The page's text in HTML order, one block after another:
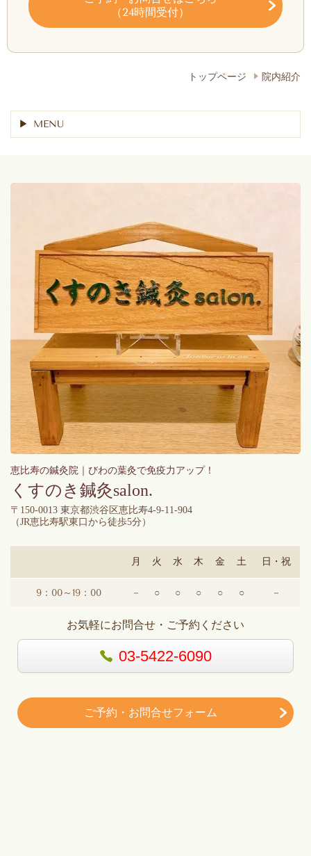
（24時間受付）
トップページ 院内紹介
MENU
恵比寿の鍼灸院｜びわの葉灸で免疫力アップ！
くすのき鍼灸salon.
〒150-0013 東京都渋谷区恵比寿4-9-11-904
（JR恵比寿駅東口から徒歩5分）
月 火 水 木 金 土 日・祝
9：00～19：00 － ○ ○ ○ ○ ○ －
お気軽にお問合せ・ご予約ください
03-5422-6090
ご予約・お問合せフォーム